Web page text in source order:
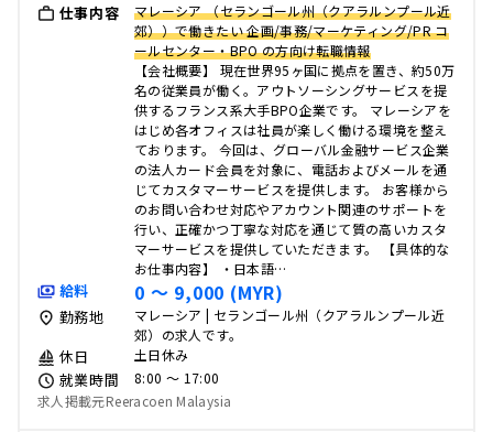
仕事内容
マレーシア （セランゴール州（クアラルンプール近
郊））で働きたい 企画/事務/マーケティング/PR コ
ールセンター・BPO の方向け転職情報
【会社概要】 現在世界95ヶ国に拠点を置き、約50万
名の従業員が働く。アウトソーシングサービスを提
供するフランス系大手BPO企業です。 マレーシアを
はじめ各オフィスは社員が楽しく働ける環境を整え
ております。 今回は、グローバル金融サービス企業
の法人カード会員を対象に、電話およびメールを通
じてカスタマーサービスを提供します。 お客様から
のお問い合わせ対応やアカウント関連のサポートを
行い、正確かつ丁寧な対応を通じて質の高いカスタ
マーサービスを提供していただきます。 【具体的な
お仕事内容】 ・日本語…
給料 0 〜 9,000 (MYR)
勤務地
マレーシア | セランゴール州（クアラルンプール近
郊）の求人です。
休日 土日休み
就業時間
8:00 〜 17:00
求人掲載元Reeracoen Malaysia